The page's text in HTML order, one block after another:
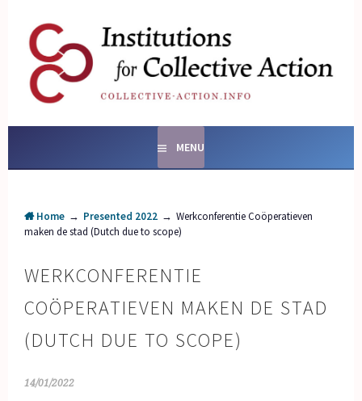
contentSOCIAL ENTERPRISES
AND INSTITUTIONS FOR
COLLECTIVE ACTION
MENU
Home → Presented 2022 → Werkconferentie Coöperatieven
maken de stad (Dutch due to scope)
WERKCONFERENTIE
COÖPERATIEVEN MAKEN DE STAD
(DUTCH DUE TO SCOPE)
14/01/2022